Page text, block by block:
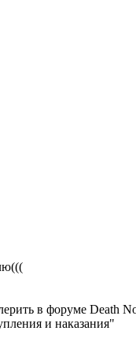
в форуме Death
и наказания"